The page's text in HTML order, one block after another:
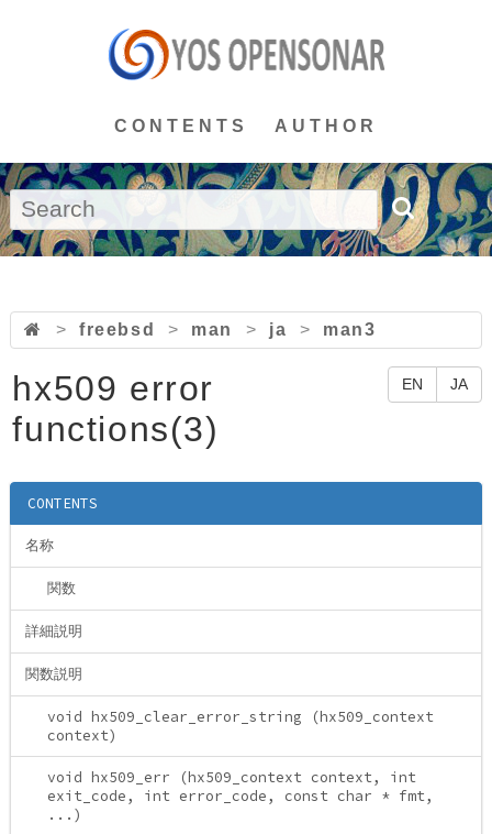
CONTENTS AUTHOR
> freebsd > man > ja > man3
EN JA
hx509 error
functions(3)
CONTENTS
名称
関数
詳細説明
関数説明
void hx509_clear_error_string (hx509_context
context)
void hx509_err (hx509_context context, int
exit_code, int error_code, const char * fmt,
...)